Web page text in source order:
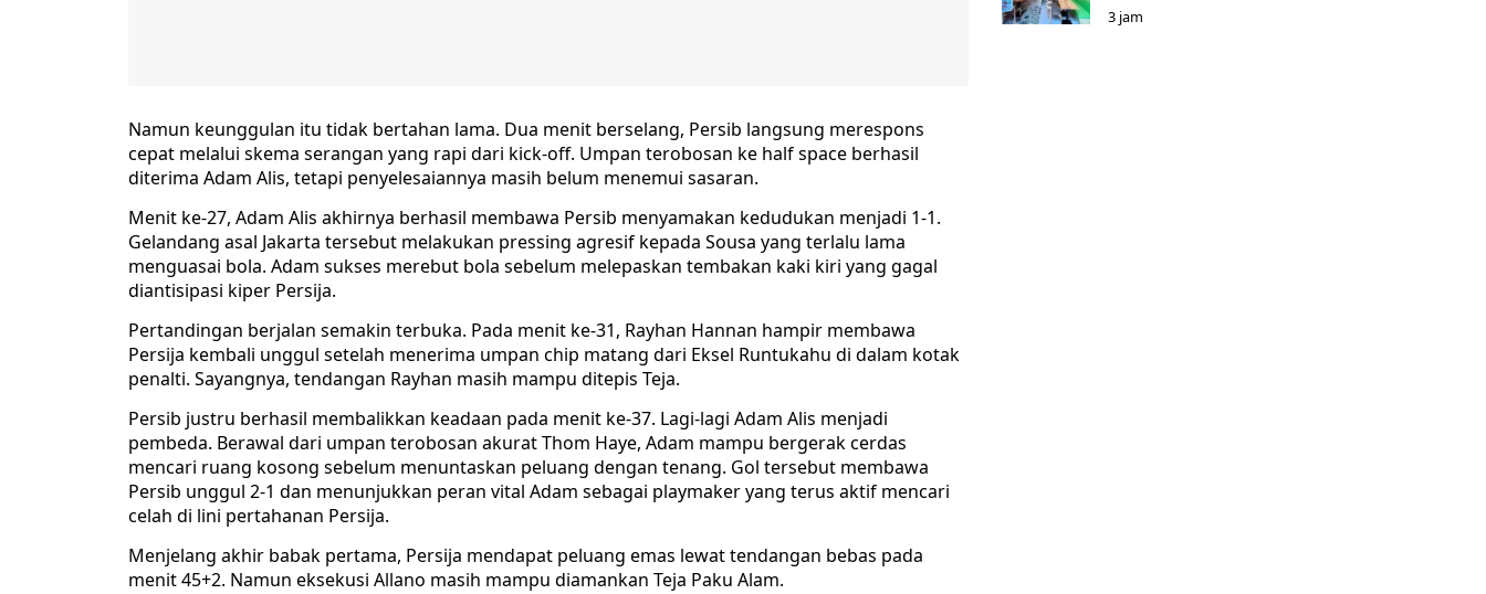
Namun keunggulan itu tidak bertahan lama. Dua menit berselang, Persib langsung merespons
cepat melalui skema serangan yang rapi dari kick-off. Umpan terobosan ke half space berhasil
diterima Adam Alis, tetapi penyelesaiannya masih belum menemui sasaran.
Menit ke-27, Adam Alis akhirnya berhasil membawa Persib menyamakan kedudukan menjadi 1-1.
Gelandang asal Jakarta tersebut melakukan pressing agresif kepada Sousa yang terlalu lama
menguasai bola. Adam sukses merebut bola sebelum melepaskan tembakan kaki kiri yang gagal
diantisipasi kiper Persija.
Pertandingan berjalan semakin terbuka. Pada menit ke-31, Rayhan Hannan hampir membawa
Persija kembali unggul setelah menerima umpan chip matang dari Eksel Runtukahu di dalam kotak
penalti. Sayangnya, tendangan Rayhan masih mampu ditepis Teja.
Persib justru berhasil membalikkan keadaan pada menit ke-37. Lagi-lagi Adam Alis menjadi
pembeda. Berawal dari umpan terobosan akurat Thom Haye, Adam mampu bergerak cerdas
mencari ruang kosong sebelum menuntaskan peluang dengan tenang. Gol tersebut membawa
Persib unggul 2-1 dan menunjukkan peran vital Adam sebagai playmaker yang terus aktif mencari
celah di lini pertahanan Persija.
Menjelang akhir babak pertama, Persija mendapat peluang emas lewat tendangan bebas pada
menit 45+2. Namun eksekusi Allano masih mampu diamankan Teja Paku Alam.
3 jam